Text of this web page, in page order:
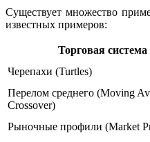
Существует множество
известных примеров:
Торговая система
Черепахи (Turtles)
Перелом среднего (Moving
Crossover)
Рыночные профили (Market